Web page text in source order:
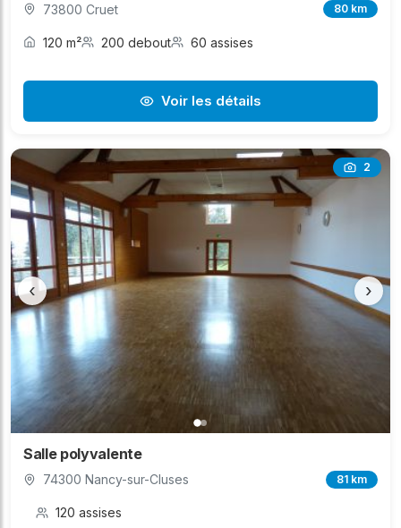
73800 Cruet 80 km
120 m² 200 debout 60 assises
Voir les détails
2
‹ ›
Salle polyvalente
74300 Nancy-sur-Cluses 81 km
120 assises